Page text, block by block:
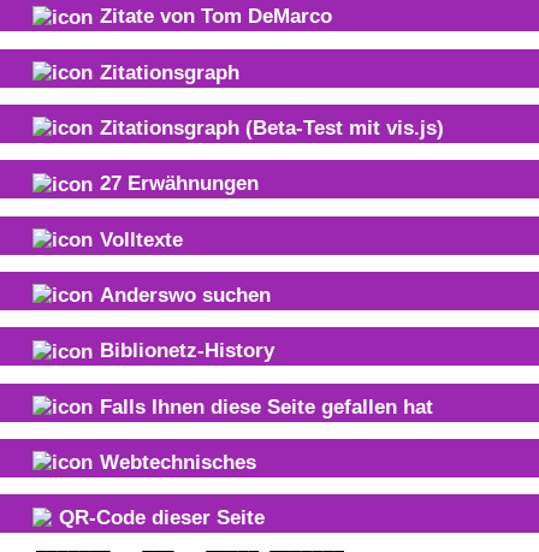
Zitate von Tom DeMarco
Zitationsgraph
Zitationsgraph (Beta-Test mit vis.js)
27 Erwähnungen
Volltexte
Anderswo suchen
Biblionetz-History
Falls Ihnen diese Seite gefallen hat
Webtechnisches
QR-Code dieser Seite